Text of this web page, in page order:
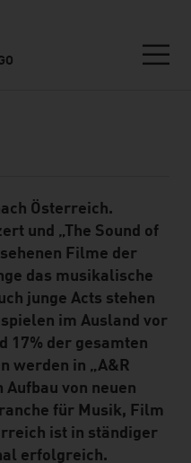
Österreich.
und „The Sound of
Filme der
das musikalische
junge Acts stehen
im Ausland vor
17% der gesamten
werden in „A&R
Aufbau von neuen
für Musik, Film
ist in ständiger
erfolgreich.